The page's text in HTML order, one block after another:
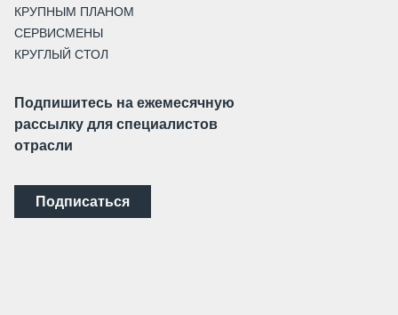
КРУПНЫМ ПЛАНОМ
СЕРВИСМЕНЫ
КРУГЛЫЙ СТОЛ
Подпишитесь на ежемесячную
рассылку для специалистов
отрасли
Подписаться